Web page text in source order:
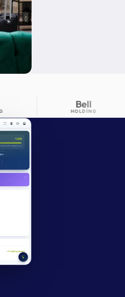
HOLDING ÜNIVERSITE